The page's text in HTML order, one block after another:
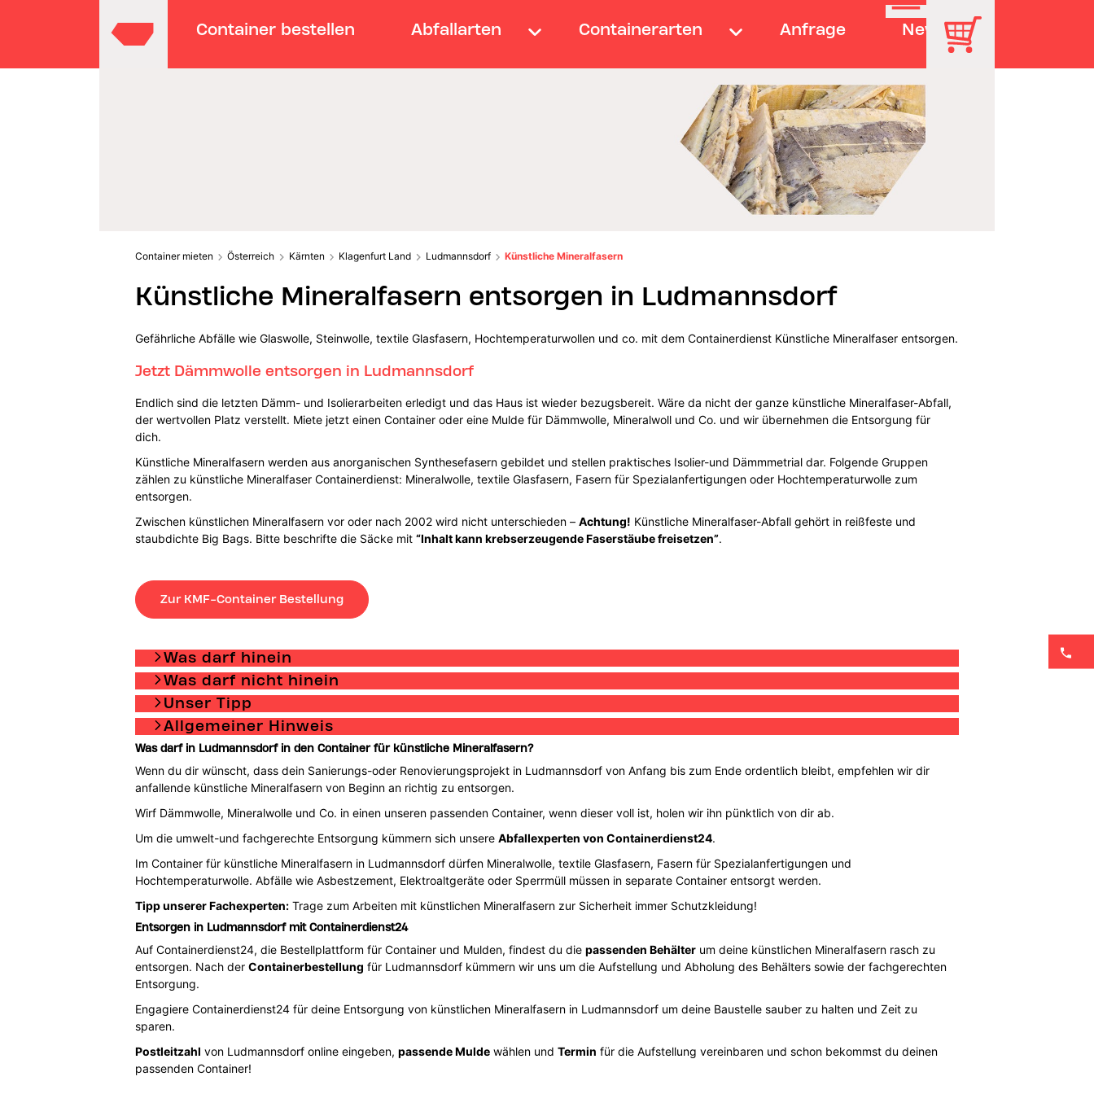
Container bestellen Abfallarten Containerarten Anfrage News
Container mieten Österreich Kärnten Klagenfurt Land Ludmannsdorf Künstliche Mineralfasern
Künstliche Mineralfasern entsorgen in Ludmannsdorf
Gefährliche Abfälle wie Glaswolle, Steinwolle, textile Glasfasern, Hochtemperaturwollen und co. mit dem Containerdienst Künstliche Mineralfaser entsorgen.
Jetzt Dämmwolle entsorgen in Ludmannsdorf
Endlich sind die letzten Dämm- und Isolierarbeiten erledigt und das Haus ist wieder bezugsbereit. Wäre da nicht der ganze künstliche Mineralfaser-Abfall,
der wertvollen Platz verstellt. Miete jetzt einen Container oder eine Mulde für Dämmwolle, Mineralwoll und Co. und wir übernehmen die Entsorgung für
dich.
Künstliche Mineralfasern werden aus anorganischen Synthesefasern gebildet und stellen praktisches Isolier-und Dämmmetrial dar. Folgende Gruppen
zählen zu künstliche Mineralfaser Containerdienst: Mineralwolle, textile Glasfasern, Fasern für Spezialanfertigungen oder Hochtemperaturwolle zum
entsorgen.
Zwischen künstlichen Mineralfasern vor oder nach 2002 wird nicht unterschieden – Achtung! Künstliche Mineralfaser-Abfall gehört in reißfeste und
staubdichte Big Bags. Bitte beschrifte die Säcke mit “Inhalt kann krebserzeugende Faserstäube freisetzen”.
Zur KMF-Container Bestellung
Was darf hinein
Was darf nicht hinein
Unser Tipp
Allgemeiner Hinweis
Was darf in Ludmannsdorf in den Container für künstliche Mineralfasern?
Wenn du dir wünscht, dass dein Sanierungs-oder Renovierungsprojekt in Ludmannsdorf von Anfang bis zum Ende ordentlich bleibt, empfehlen wir dir
anfallende künstliche Mineralfasern von Beginn an richtig zu entsorgen.
Wirf Dämmwolle, Mineralwolle und Co. in einen unseren passenden Container, wenn dieser voll ist, holen wir ihn pünktlich von dir ab.
Um die umwelt-und fachgerechte Entsorgung kümmern sich unsere Abfallexperten von Containerdienst24.
Im Container für künstliche Mineralfasern in Ludmannsdorf dürfen Mineralwolle, textile Glasfasern, Fasern für Spezialanfertigungen und
Hochtemperaturwolle. Abfälle wie Asbestzement, Elektroaltgeräte oder Sperrmüll müssen in separate Container entsorgt werden.
Tipp unserer Fachexperten:Trage zum Arbeiten mit künstlichen Mineralfasern zur Sicherheit immer Schutzkleidung!
Entsorgen in Ludmannsdorf mit Containerdienst24
Auf Containerdienst24, die Bestellplattform für Container und Mulden, findest du die passenden Behälterum deine künstlichen Mineralfasern rasch zu
entsorgen. Nach der Containerbestellung für Ludmannsdorf kümmern wir uns um die Aufstellung und Abholung des Behälters sowie der fachgerechten
Entsorgung.
Engagiere Containerdienst24 für deine Entsorgung von künstlichen Mineralfasern in Ludmannsdorf um deine Baustelle sauber zu halten und Zeit zu
sparen.
Postleitzahl von Ludmannsdorf online eingeben, passende Muldewählen und Termin für die Aufstellung vereinbaren und schon bekommst du deinen
passenden Container!